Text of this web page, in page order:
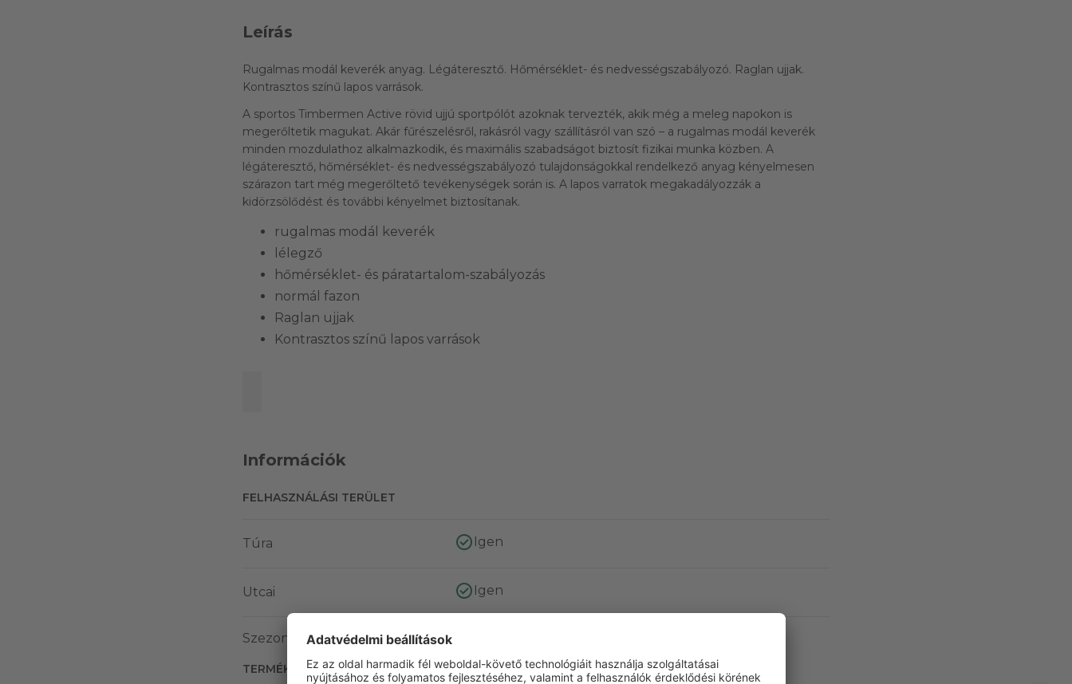
Leírás
Rugalmas modál keverék anyag. Légáteresztő. Hőmérséklet- és nedvességszabályozó. Raglan ujjak.
Kontrasztos színű lapos varrások.
A sportos Timbermen Active rövid ujjú sportpólót azoknak tervezték, akik még a meleg napokon is
megerőltetik magukat. Akár fűrészelésről, rakásról vagy szállításról van szó – a rugalmas modál keverék
minden mozdulathoz alkalmazkodik, és maximális szabadságot biztosít fizikai munka közben. A
légáteresztő, hőmérséklet- és nedvességszabályozó tulajdonságokkal rendelkező anyag kényelmesen
szárazon tart még megerőltető tevékenységek során is. A lapos varratok megakadályozzák a
kidörzsölődést és további kényelmet biztosítanak.
rugalmas modál keverék
lélegző
hőmérséklet- és páratartalom-szabályozás
normál fazon
Raglan ujjak
Kontrasztos színű lapos varrások
Információk
FELHASZNÁLÁSI TERÜLET
Túra Igen
Utcai Igen
Szezonális csoport
TERMÉK JELLEMZŐK